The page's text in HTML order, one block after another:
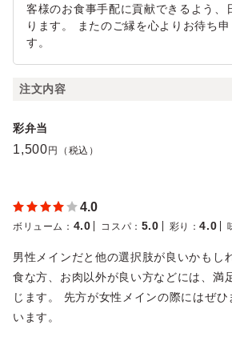
客様のお食事手配に貢献できるよう、
ります。 またのご縁を心よりお待ち
す。
注文内容
彩弁当
1,500 円（税込）
4.0
ボリューム ： 4.0 コスパ ： 5.0 彩り ：4.0
男性メインだと他の選択肢が良いかもし
食な方、お肉以外が良い方などには、満
じます。 先方が女性メインの際にはぜ
います。